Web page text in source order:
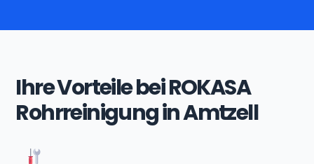
Ihre Vorteile bei ROKASA
Rohrreinigung in Amtzell